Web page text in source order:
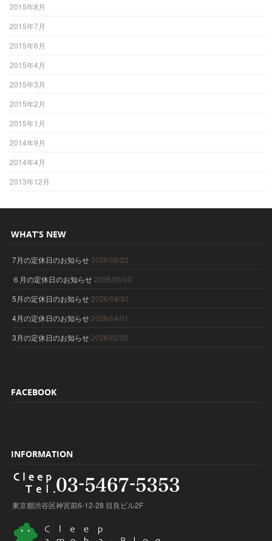
2015年8月
2015年7月
2015年6月
2015年4月
2015年3月
2015年2月
2015年1月
2014年9月
2014年4月
2013年12月
WHAT’S NEW
7月の定休日のお知らせ 2026/06/22
６月の定休日のお知らせ 2026/06/03
5月の定休日のお知らせ 2026/04/30
4月の定休日のお知らせ 2026/04/01
3月の定休日のお知らせ 2026/02/20
FACEBOOK
INFORMATION
東京都渋谷区神宮前6-12-28 目良ビル2F